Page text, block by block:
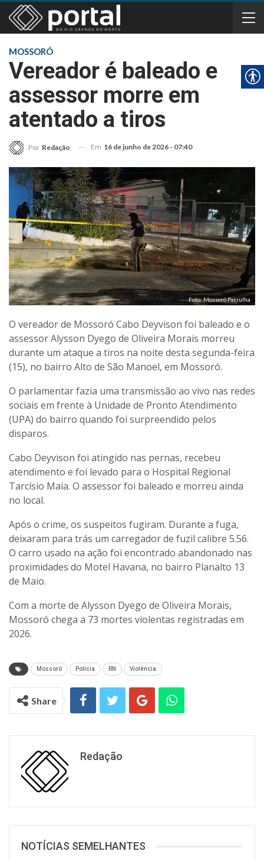
MOSSORÓ
Vereador é baleado e
assessor morre em
atentado a tiros
Por Redação Em 16 de junho de 2026 - 07:40
Foto: Mossoró Patrulha
O vereador de Mossoró Cabo Deyvison foi baleado e o
assessor Alysson Dyego de Oliveira Morais morreu
durante um ataque a tiros na noite desta segunda-feira
(15), no bairro Alto de São Manoel, em Mossoró.
O parlamentar fazia uma transmissão ao vivo nas redes
sociais em frente à Unidade de Pronto Atendimento
(UPA) do bairro quando foi surpreendido pelos
disparos.
Cabo Deyvison foi atingido nas pernas, recebeu
atendimento e foi levado para o Hospital Regional
Tarcísio Maia. O assessor foi baleado e morreu ainda
no local.
Após o crime, os suspeitos fugiram. Durante a fuga,
deixaram para trás um carregador de fuzil calibre 5.56.
O carro usado na ação foi encontrado abandonado nas
proximidades do Motel Havana, no bairro Planalto 13
de Maio.
Com a morte de Alysson Dyego de Oliveira Morais,
Mossoró chega a 73 mortes violentas registradas em
2026.
Mossoró Polícia RN Violência
Share
Redação
NOTÍCIAS SEMELHANTES